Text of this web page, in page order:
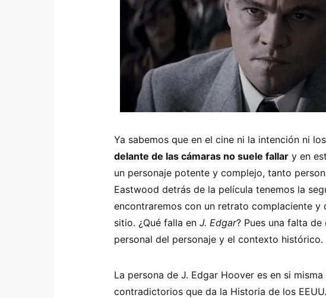
Ya sabemos que en el cine ni la intención ni
delante de las cámaras no suele fallar y en
un personaje potente y complejo, tanto
Eastwood detrás de la película tenemos la
encontraremos con un retrato complaciente y
sitio. ¿Qué falla en J. Edgar? Pues una falta
personal del personaje y el contexto histórico.
La persona de J. Edgar Hoover es en si
contradictorios que da la Historia de los